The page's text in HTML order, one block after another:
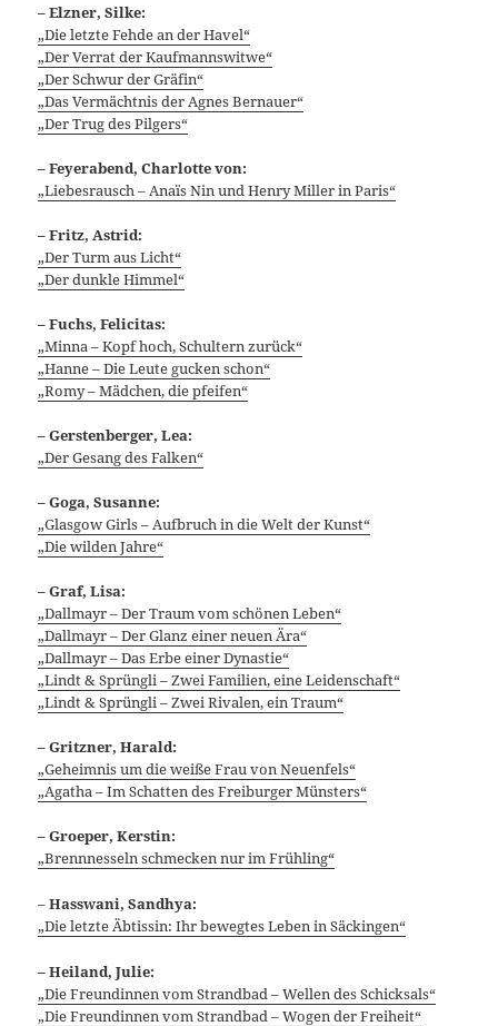
– Elzner, Silke:
„Die letzte Fehde an der Havel“
„Der Verrat der Kaufmannswitwe“
„Der Schwur der Gräfin“
„Das Vermächtnis der Agnes Bernauer“
„Der Trug des Pilgers“
– Feyerabend, Charlotte von:
„Liebesrausch – Anaïs Nin und Henry Miller in Paris“
–Fritz, Astrid:
„Der Turm aus Licht“
„Der dunkle Himmel“
– Fuchs, Felicitas:
„Minna – Kopf hoch, Schultern zurück“
„Hanne – Die Leute gucken schon“
„Romy – Mädchen, die pfeifen“
– Gerstenberger, Lea:
„Der Gesang des Falken“
– Goga, Susanne:
„Glasgow Girls – Aufbruch in die Welt der Kunst“
„Die wilden Jahre“
– Graf, Lisa:
„Dallmayr – Der Traum vom schönen Leben“
„Dallmayr – Der Glanz einer neuen Ära“
„Dallmayr – Das Erbe einer Dynastie“
„Lindt & Sprüngli – Zwei Familien, eine Leidenschaft“
„Lindt & Sprüngli – Zwei Rivalen, ein Traum“
– Gritzner, Harald:
„Geheimnis um die weiße Frau von Neuenfels“
„Agatha – Im Schatten des Freiburger Münsters“
– Groeper, Kerstin:
„Brennnesseln schmecken nur im Frühling“
–Hasswani, Sandhya:
„Die letzte Äbtissin: Ihr bewegtes Leben in Säckingen“
– Heiland, Julie:
„Die Freundinnen vom Strandbad – Wellen des Schicksals“
„Die Freundinnen vom Strandbad – Wogen der Freiheit“